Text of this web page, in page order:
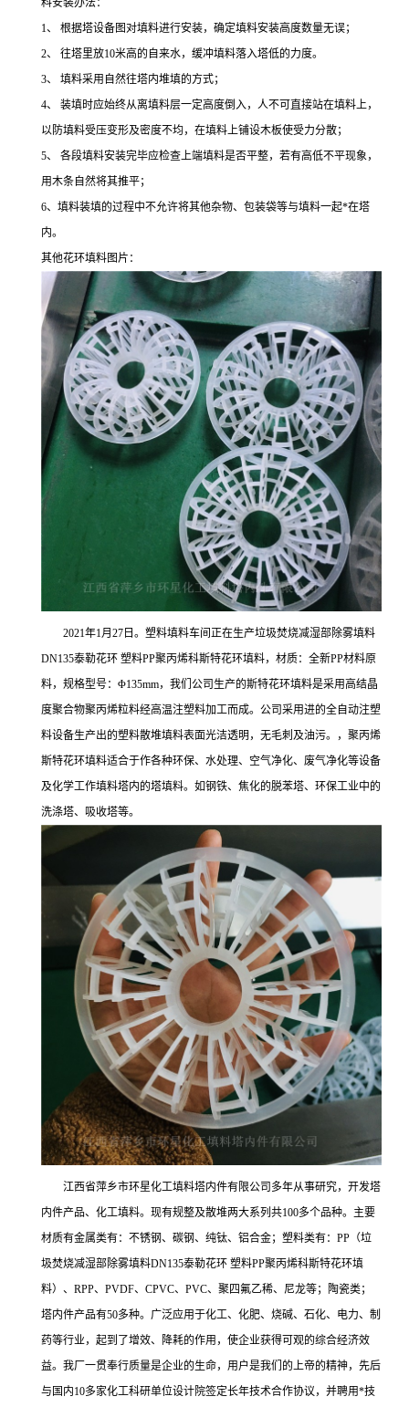
料安装办法：
1、 根据塔设备图对填料进行安装，确定填料安装高度数量无误；
2、 往塔里放10米高的自来水，缓冲填料落入塔低的力度。
3、 填料采用自然往塔内堆填的方式；
4、 装填时应始终从离填料层一定高度倒入，人不可直接站在填料上，
以防填料受压变形及密度不均，在填料上铺设木板使受力分散；
5、 各段填料安装完毕应检查上端填料是否平整，若有高低不平现象，
用木条自然将其推平；
6、填料装填的过程中不允许将其他杂物、包装袋等与填料一起*在塔
内。
其他花环填料图片：
2021年1月27日。塑料填料车间正在生产垃圾焚烧减湿部除雾填料
DN135泰勒花环 塑料PP聚丙烯科斯特花环填料，材质：全新PP材料原
料，规格型号：Φ135mm，我们公司生产的斯特花环填料是采用高结晶
度聚合物聚丙烯粒料经高温注塑料加工而成。公司采用进的全自动注塑
料设备生产出的塑料散堆填料表面光洁透明，无毛刺及油污。，聚丙烯
斯特花环填料适合于作各种环保、水处理、空气净化、废气净化等设备
及化学工作填料塔内的塔填料。如钢铁、焦化的脱苯塔、环保工业中的
洗涤塔、吸收塔等。
江西省萍乡市环星化工填料塔内件有限公司多年从事研究，开发塔
内件产品、化工填料。现有规整及散堆两大系列共100多个品种。主要
材质有金属类有：不锈钢、碳钢、纯钛、铝合金；塑料类有：PP（垃
圾焚烧减湿部除雾填料DN135泰勒花环 塑料PP聚丙烯科斯特花环填
料）、RPP、PVDF、CPVC、PVC、聚四氟乙稀、尼龙等；陶瓷类；
塔内件产品有50多种。广泛应用于化工、化肥、烧碱、石化、电力、制
药等行业，起到了增效、降耗的作用，使企业获得可观的综合经济效
益。我厂一贯奉行质量是企业的生命，用户是我们的上帝的精神，先后
与国内10多家化工科研单位设计院签定长年技术合作协议，并聘用*技